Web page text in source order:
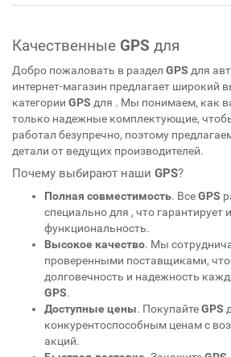
Качественные GPS для
Добро пожаловать в раздел GPS для
интернет-магазин предлагает широкий
категории GPS для . Мы понимаем, как
только надежные комплектующие,
работал безупречно, поэтому
детали от ведущих производителей.
Почему выбирают наши GPS?
Полная совместимость. ВсеGPS
специально для , что гарантирует
функциональность.
Высокое качество. Мы
проверенными поставщиками,
долговечность и надежность
GPS.
Доступные цены. ПокупайтеGPS
конкурентоспособным ценам с
акций.